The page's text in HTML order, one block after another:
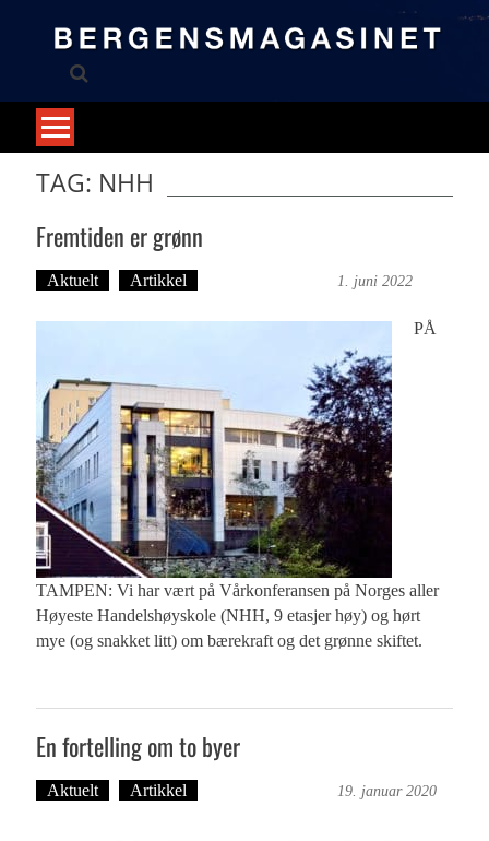
TAG: NHH
Fremtiden er grønn
Aktuelt Artikkel 1. juni 2022
PÅ
TAMPEN: Vi har vært på Vårkonferansen på Norges aller
Høyeste Handelshøyskole (NHH, 9 etasjer høy) og hørt
mye (og snakket litt) om bærekraft og det grønne skiftet.
En fortelling om to byer
Aktuelt Artikkel 19. januar 2020